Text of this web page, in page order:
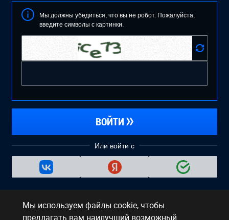
Мы должны убедиться, что вы не робот. Пожалуйста,
введите символы с картинки.
ВОЙТИ
Или войти с
Мы используем файлы cookie, чтобы
предлагать вам наилучший возможный